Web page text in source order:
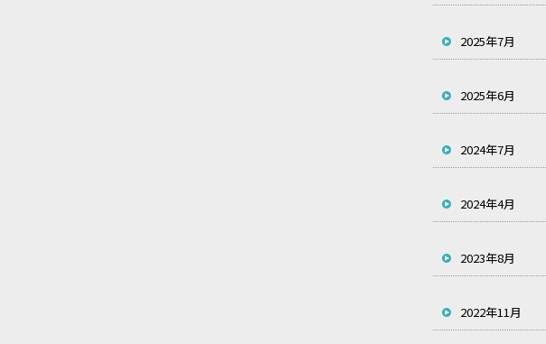
2025年7月
2025年6月
2024年7月
2024年4月
2023年8月
2022年11月